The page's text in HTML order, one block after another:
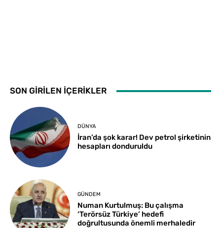
SON GİRİLEN İÇERİKLER
DÜNYA
İran’da şok karar! Dev petrol şirketinin
hesapları donduruldu
GÜNDEM
Numan Kurtulmuş: Bu çalışma
‘Terörsüz Türkiye’ hedefi
doğrultusunda önemli merhaledir